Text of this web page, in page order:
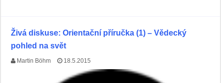
Živá diskuse: Orientační příručka (1) – Vědecký
pohled na svět
Martin Böhm 18.5.2015